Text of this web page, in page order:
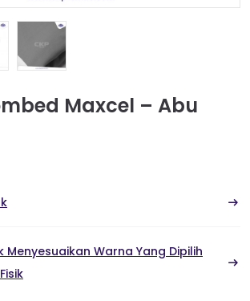
Maxcel – Abu
Menyesuaikan Warna Yang Dipilih